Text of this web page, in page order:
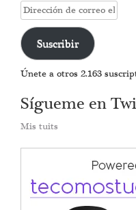
Dirección
de
correo
electrónico
Suscribir
Únete a otros 2.163
Sígueme en
Mis tuits